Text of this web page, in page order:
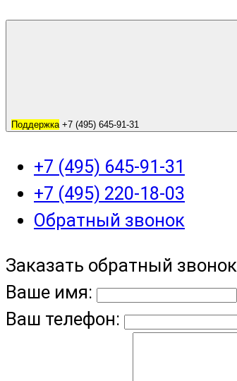
Поддержка+7 (495) 645-91-31
+7 (495) 645-91-31
+7 (495) 220-18-03
Обратный звонок
Заказать обратный звонок
Ваше имя:
Ваш телефон: